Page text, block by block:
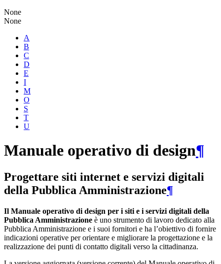
None
None
A
B
C
D
E
I
M
O
S
T
U
Manuale operativo di design¶
Progettare siti internet e servizi digitali
della Pubblica Amministrazione¶
Il Manuale operativo di design per i siti e i servizi digitali della
Pubblica Amministrazione è uno strumento di lavoro dedicato alla
Pubblica Amministrazione e i suoi fornitori e ha l’obiettivo di fornire
indicazioni operative per orientare e migliorare la progettazione e la
realizzazione dei punti di contatto digitali verso la cittadinanza.